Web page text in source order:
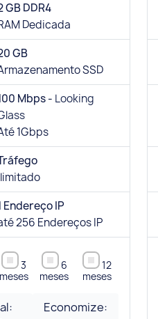
GB DDR4
Dedicada
GB
SSD
Mbps - Looking
1Gbps
Endereço IP
256 Endereços IP
3
meses
6
meses
12
meses
Economize: